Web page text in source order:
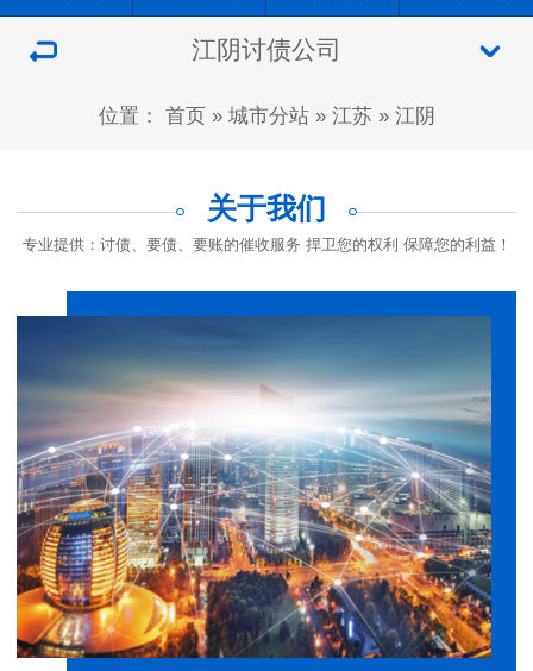
江阴讨债公司
位置： 首页» 城市分站» 江苏» 江阴
关于我们
专业提供：讨债、要债、要账的催收服务 捍卫您的权利 保障您的利益！